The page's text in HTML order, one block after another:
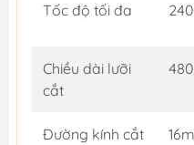
Tốc độ tối đa
Chiều dài lưỡi
cắt
Đường kính cắt